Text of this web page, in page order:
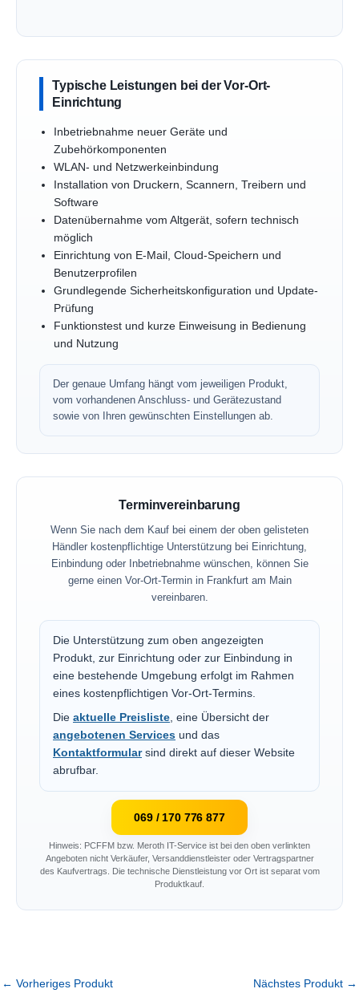
Typische Leistungen bei der Vor-Ort-
Einrichtung
Inbetriebnahme neuer Geräte und
Zubehörkomponenten
WLAN- und Netzwerkeinbindung
Installation von Druckern, Scannern, Treibern und
Software
Datenübernahme vom Altgerät, sofern technisch
möglich
Einrichtung von E-Mail, Cloud-Speichern und
Benutzerprofilen
Grundlegende Sicherheitskonfiguration und Update-
Prüfung
Funktionstest und kurze Einweisung in Bedienung
und Nutzung
Der genaue Umfang hängt vom jeweiligen Produkt,
vom vorhandenen Anschluss- und Gerätezustand
sowie von Ihren gewünschten Einstellungen ab.
Terminvereinbarung
Wenn Sie nach dem Kauf bei einem der oben gelisteten
Händler kostenpflichtige Unterstützung bei Einrichtung,
Einbindung oder Inbetriebnahme wünschen, können Sie
gerne einen Vor-Ort-Termin in Frankfurt am Main
vereinbaren.
Die Unterstützung zum oben angezeigten
Produkt, zur Einrichtung oder zur Einbindung in
eine bestehende Umgebung erfolgt im Rahmen
eines kostenpflichtigen Vor-Ort-Termins.
Die aktuelle Preisliste, eine Übersicht der
angebotenen Services und das
Kontaktformularsind direkt auf dieser Website
abrufbar.
069 / 170 776 877
Hinweis: PCFFM bzw. Meroth IT-Service ist bei den oben verlinkten
Angeboten nicht Verkäufer, Versanddienstleister oder Vertragspartner
des Kaufvertrags. Die technische Dienstleistung vor Ort ist separat vom
Produktkauf.
← Vorheriges Produkt Nächstes Produkt →